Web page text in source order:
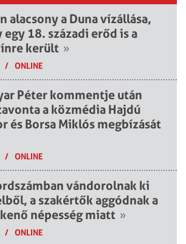
alacsony a Duna vízállása,
egy 18. századi erőd is a
került »
/ ONLINE
Péter kommentje után
a közmédia Hajdú
és Borsa Miklós megbízását
/ ONLINE
vándorolnak ki
a szakértők aggódnak a
népesség miatt »
/ ONLINE